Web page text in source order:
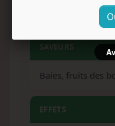
SAVEURS
Baies, fruits des
EFFETS